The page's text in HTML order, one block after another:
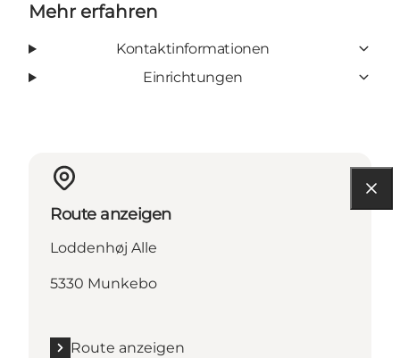
Mehr erfahren
Kontaktinformationen
Einrichtungen
Route anzeigen
Loddenhøj Alle
5330 Munkebo
Route anzeigen